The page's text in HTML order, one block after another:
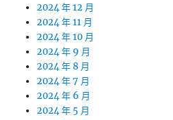
2024 年 12 月
2024 年 11 月
2024 年 10 月
2024 年 9 月
2024 年 8 月
2024 年 7 月
2024 年 6 月
2024 年 5 月